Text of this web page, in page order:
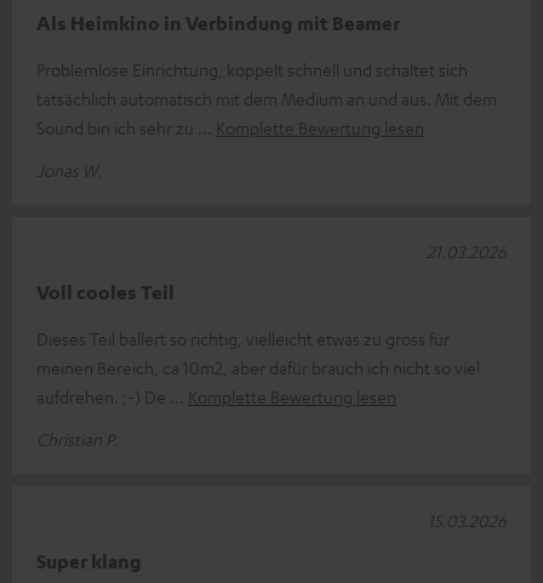
Als Heimkino in Verbindung mit Beamer
Problemlose Einrichtung, koppelt schnell und schaltet sich
tatsächlich automatisch mit dem Medium an und aus. Mit dem
Sound bin ich sehr zu
Komplette Bewertung lesen
Jonas W.
Voll cooles Teil
Dieses Teil ballert so richtig, vielleicht etwas zu gross für
meinen Bereich, ca 10m2, aber dafür brauch ich nicht so viel
aufdrehen. ;-) De
Komplette Bewertung lesen
Christian P.
21.03.2026
Super klang
15.03.2026